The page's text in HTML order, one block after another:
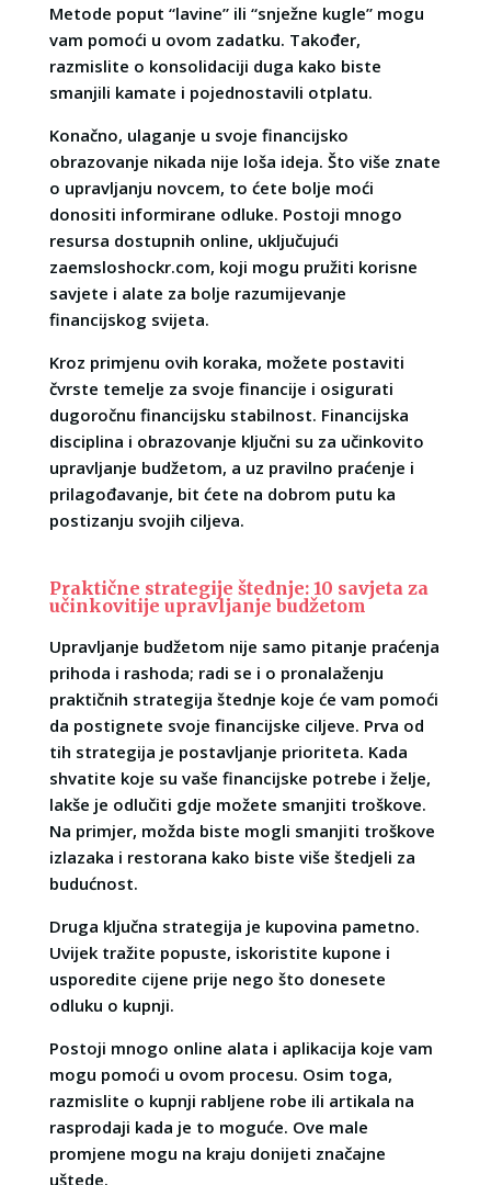
Metode poput “lavine” ili “snježne kugle” mogu
vam pomoći u ovom zadatku. Također,
razmislite o konsolidaciji duga kako biste
smanjili kamate i pojednostavili otplatu.
Konačno, ulaganje u svoje financijsko
obrazovanje nikada nije loša ideja. Što više znate
o upravljanju novcem, to ćete bolje moći
donositi informirane odluke. Postoji mnogo
resursa dostupnih online, uključujući
zaemsloshockr.com, koji mogu pružiti korisne
savjete i alate za bolje razumijevanje
financijskog svijeta.
Kroz primjenu ovih koraka, možete postaviti
čvrste temelje za svoje financije i osigurati
dugoročnu financijsku stabilnost. Financijska
disciplina i obrazovanje ključni su za učinkovito
upravljanje budžetom, a uz pravilno praćenje i
prilagođavanje, bit ćete na dobrom putu ka
postizanju svojih ciljeva.
Praktične strategije štednje: 10 savjeta za
učinkovitije upravljanje budžetom
Upravljanje budžetom nije samo pitanje praćenja
prihoda i rashoda; radi se i o pronalaženju
praktičnih strategija štednje koje će vam pomoći
da postignete svoje financijske ciljeve. Prva od
tih strategija je postavljanje prioriteta. Kada
shvatite koje su vaše financijske potrebe i želje,
lakše je odlučiti gdje možete smanjiti troškove.
Na primjer, možda biste mogli smanjiti troškove
izlazaka i restorana kako biste više štedjeli za
budućnost.
Druga ključna strategija je kupovina pametno.
Uvijek tražite popuste, iskoristite kupone i
usporedite cijene prije nego što donesete
odluku o kupnji.
Postoji mnogo online alata i aplikacija koje vam
mogu pomoći u ovom procesu. Osim toga,
razmislite o kupnji rabljene robe ili artikala na
rasprodaji kada je to moguće. Ove male
promjene mogu na kraju donijeti značajne
uštede.